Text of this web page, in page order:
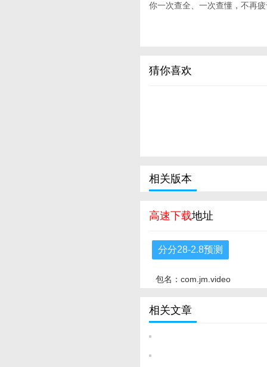
你一次查全、一次查懂，不再
猜你喜欢
相关版本
高速下载地址
分分28-2.8预测
包名：com.jm.video
相关文章